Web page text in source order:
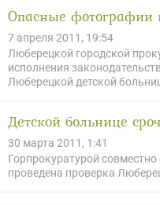
Опасные фотографии
7 апреля 2011, 19:54
Люберецкой городской
исполнения
Люберецкой детской
Детской больнице
30 марта 2011, 1:41
Горпрокуратурой
проведена проверка